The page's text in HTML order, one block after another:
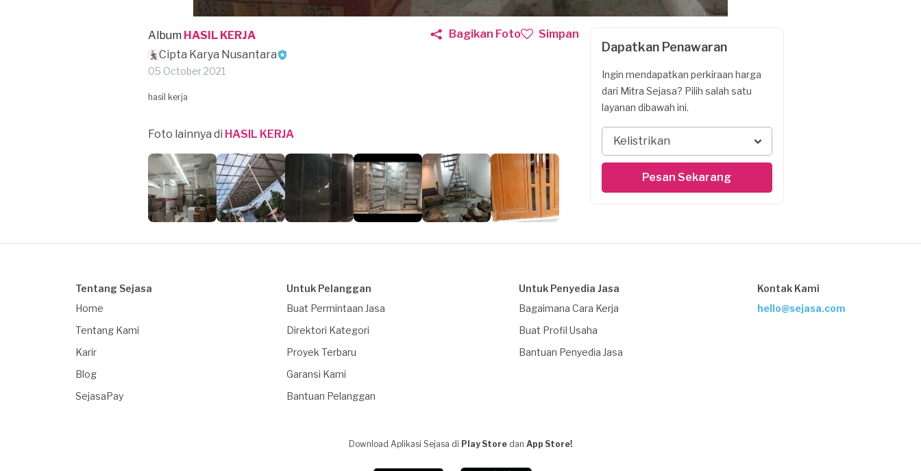
Album HASIL KERJA
Cipta Karya Nusantara
05 October 2021
Bagikan Foto Simpan
hasil kerja
Foto lainnya di HASIL KERJA
Dapatkan Penawaran
Ingin mendapatkan perkiraan harga
dari Mitra Sejasa? Pilih salah satu
layanan dibawah ini.
Kelistrikan
Pesan Sekarang
Tentang Sejasa
Home
Tentang Kami
Karir
Blog
SejasaPay
Untuk Pelanggan
Buat Permintaan Jasa
Direktori Kategori
Proyek Terbaru
Garansi Kami
Bantuan Pelanggan
Untuk Penyedia Jasa
Bagaimana Cara Kerja
Buat Profil Usaha
Bantuan Penyedia Jasa
Kontak Kami
hello@sejasa.com
Download Aplikasi Sejasa di Play Store dan App Store!